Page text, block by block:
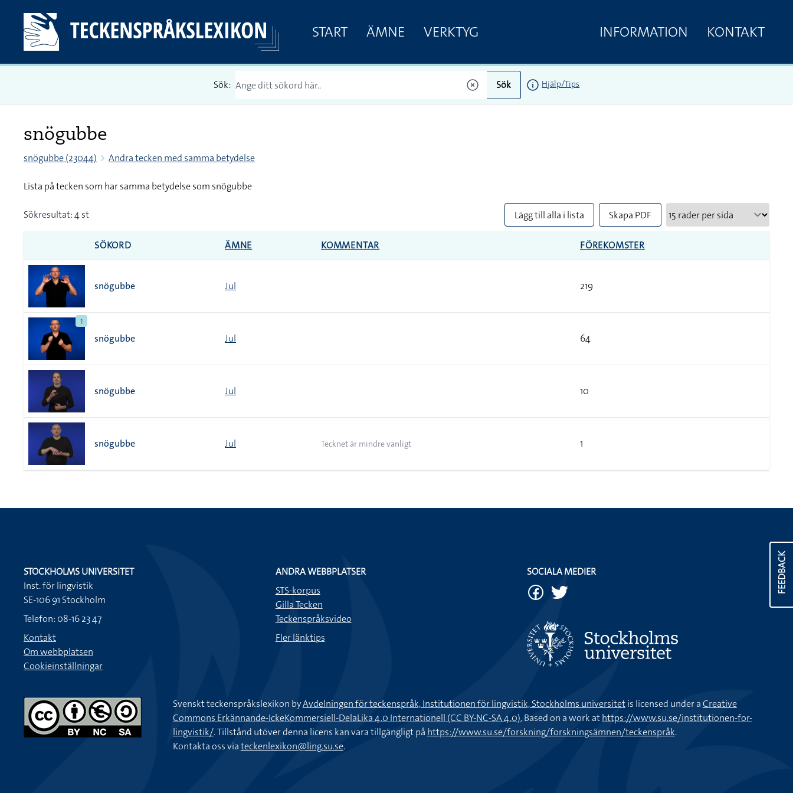
START ÄMNE VERKTYG INFORMATION KONTAKT
Sök: Sök Hjälp/Tips
snögubbe
snögubbe (23044) Andra tecken med samma betydelse
Lista på tecken som har samma betydelse som snögubbe
Sökresultat: 4 st Lägg till alla i lista Skapa PDF
SÖKORD ÄMNE KOMMENTAR FÖREKOMSTER
snögubbe Jul 219
1
snögubbe Jul 64
snögubbe Jul 10
snögubbe Jul Tecknet är mindre vanligt 1
FEEDBACK
STOCKHOLMS UNIVERSITET
Inst. för lingvistik
SE-106 91 Stockholm
Telefon: 08-16 23 47
Kontakt
Om webbplatsen
Cookieinställningar
ANDRA WEBBPLATSER
STS-korpus
Gilla Tecken
Teckenspråksvideo
Fler länktips
SOCIALA MEDIER
Svenskt teckenspråkslexikon byAvdelningen för teckenspråk, Institutionen för lingvistik, Stockholms universitetis licensed under aCreative
Commons Erkännande-IckeKommersiell-DelaLika 4.0 Internationell (CC BY-NC-SA 4.0).Based on a work athttps://www.su.se/institutionen-for-
lingvistik/. Tillstånd utöver denna licens kan vara tillgängligt på https://www.su.se/forskning/forskningsämnen/teckenspråk.
Kontakta oss viateckenlexikon@ling.su.se.